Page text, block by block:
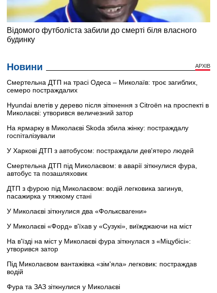
Новини АРХІВ
Смертельна ДТП на трасі Одеса – Миколаїв: троє загиблих,
семеро постраждалих
Hyundai влетів у дерево після зіткнення з Citroën на проспекті в
Миколаєві: утворився величезний затор
На ярмарку в Миколаєві Skoda збила жінку: постраждалу
госпіталізували
У Харкові ДТП з автобусом: постраждали дев'ятеро людей
Смертельна ДТП під Миколаєвом: в аварії зіткнулися фура,
автобус та позашляховик
ДТП з фурою під Миколаєвом: водій легковика загинув,
пасажирка у тяжкому стані
У Миколаєві зіткнулися два «Фольксвагени»
У Миколаєві «Форд» в'їхав у «Сузукі», виїжджаючи на міст
На в'їзді на міст у Миколаєві фура зіткнулася з «Міцубісі»:
утворився затор
Під Миколаєвом вантажівка «зім'яла» легковик: постраждав
водій
Фура та ЗАЗ зіткнулися у Миколаєві